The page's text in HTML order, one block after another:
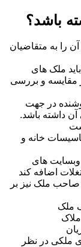
باشد؟
را به متقاضیان
ملک های
مقایسه و بررسی
در جهت
داشته باشد.
خانه و
وبسایت های
اضافه کند
صاحب ملک نیز بر
ملک
ملکی در نظر